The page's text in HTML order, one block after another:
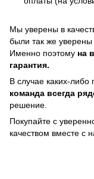
Мы уверены в
были так же
Именно поэтому на
гарантия.
В случае каких-
команда всегда
решение.
Покупайте с
качеством вместе с